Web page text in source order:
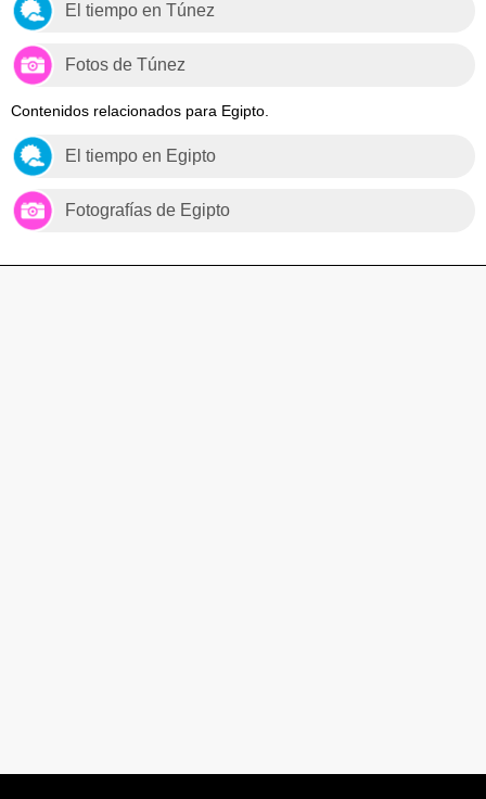
El tiempo en Túnez
Fotos de Túnez
Contenidos relacionados para Egipto.
El tiempo en Egipto
Fotografías de Egipto